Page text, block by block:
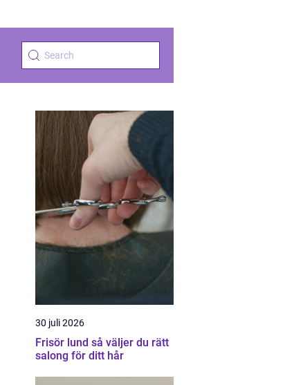
30 juli 2026
Frisör lund så väljer du rätt
salong för ditt hår